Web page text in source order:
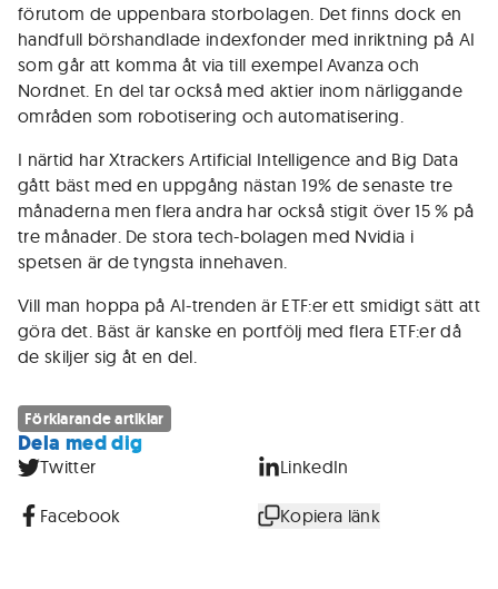
förutom de uppenbara storbolagen. Det finns dock en
handfull börshandlade indexfonder med inriktning på AI
som går att komma åt via till exempel Avanza och
Nordnet. En del tar också med aktier inom närliggande
områden som robotisering och automatisering.
I närtid har Xtrackers Artificial Intelligence and Big Data
gått bäst med en uppgång nästan 19% de senaste tre
månaderna men flera andra har också stigit över 15 % på
tre månader. De stora tech-bolagen med Nvidia i
spetsen är de tyngsta innehaven.
Vill man hoppa på AI-trenden är ETF:er ett smidigt sätt att
göra det. Bäst är kanske en portfölj med flera ETF:er då
de skiljer sig åt en del.
Förklarande artiklar
Dela med dig
Twitter LinkedIn
Facebook Kopiera länk